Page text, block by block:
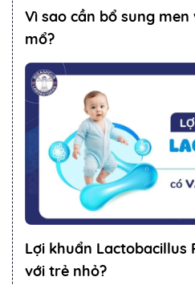
Vì sao cần bổ sung
mổ?
Lợi khuẩn Lactobacillus
với trẻ nhỏ?